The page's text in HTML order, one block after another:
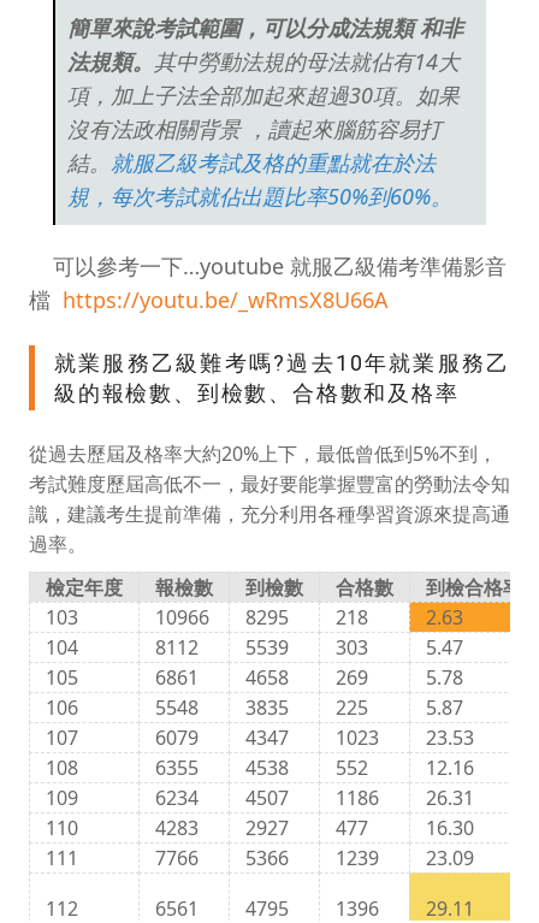
簡單來說考試範圍，可以分成法規類 和非
法規類。 其中勞動法規的母法就佔有14大
項，加上子法全部加起來超過30項。如果
沒有法政相關背景 ，讀起來腦筋容易打
結。 就服乙級考試及格的重點就在於法
規，每次考試就佔出題比率50%到60%。
可以參考一下…youtube 就服乙級備考準備影音
檔 https://youtu.be/_wRmsX8U66A
就業服務乙級難考嗎?過去10年就業服務乙
級的報檢數、到檢數、合格數和及格率
從過去歷屆及格率大約20%上下，最低曾低到5%不到，
考試難度歷屆高低不一，最好要能掌握豐富的勞動法令知
識，建議考生提前準備，充分利用各種學習資源來提高通
過率。
檢定年度
報檢數 到檢數 合格數
到檢合格率
103
10966 8295 218
2.63
104
8112 5539 303
5.47
105
6861 4658 269
5.78
106
5548 3835 225
5.87
107
6079 4347 1023
23.53
108
6355 4538 552
12.16
109
6234 4507 1186
26.31
110
4283 2927 477
16.30
111
7766 5366 1239
23.09
112
6561 4795 1396 29.11